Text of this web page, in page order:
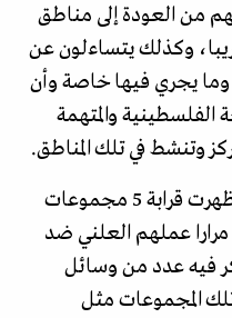
من العودة إلى مناطق
وكذلك يتساءلون عن
يجري فيها خاصة وأن
والمتهمة
وتنشط في تلك المناطق.
في الأشهر الماضية لحرب الإبادة، ظهرت قرابة 5 مجموعات
عملهم العلني ضد
فيه عدد من وسائل
تلك المجموعات مثل